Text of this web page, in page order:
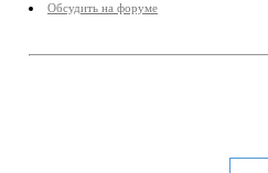
Обсудить на форуме